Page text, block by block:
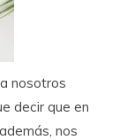
nosotros
decir que en
nos